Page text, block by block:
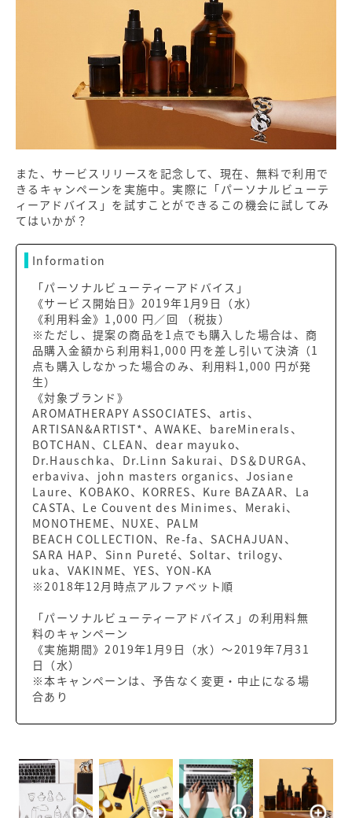
また、サービスリリースを記念して、現在、無料で利用で
きるキャンペーンを実施中。実際に「パーソナルビューテ
ィーアドバイス」を試すことができるこの機会に試してみ
てはいかが？
Information
「パーソナルビューティーアドバイス」
《サービス開始日》2019年1月9日（水）
《利用料金》1,000 円／回 （税抜）
※ただし、提案の商品を1点でも購入した場合は、商
品購入金額から利用料1,000 円を差し引いて決済（1
点も購入しなかった場合のみ、利用料1,000 円が発
生）
《対象ブランド》
AROMATHERAPY ASSOCIATES、artis、
ARTISAN&ARTIST*、AWAKE、bareMinerals、
BOTCHAN、CLEAN、dear mayuko、
Dr.Hauschka、Dr.Linn Sakurai、DS＆DURGA、
erbaviva、john masters organics、Josiane
Laure、KOBAKO、KORRES、Kure BAZAAR、La
CASTA、Le Couvent des Minimes、Meraki、
MONOTHEME、NUXE、PALM
BEACH COLLECTION、Re-fa、SACHAJUAN、
SARA HAP、Sinn Pureté、Soltar、trilogy、
uka、VAKINME、YES、YON-KA
※2018年12月時点アルファベット順
「パーソナルビューティーアドバイス」の利用料無
料のキャンペーン
《実施期間》2019年1月9日（水）～2019年7月31
日（水）
※本キャンペーンは、予告なく変更・中止になる場
合あり